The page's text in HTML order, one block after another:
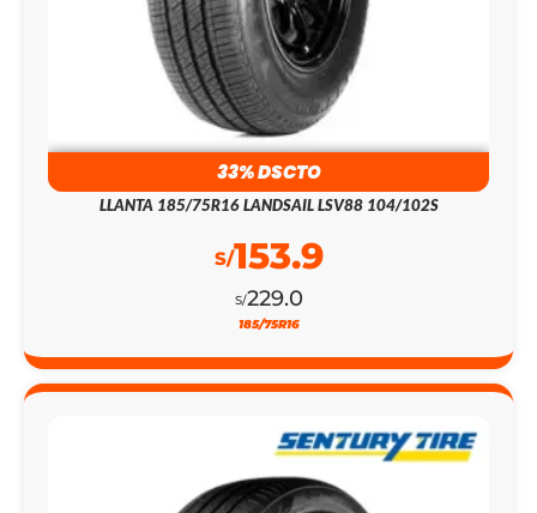
33% DSCTO
LLANTA 185/75R16 LANDSAIL LSV88 104/102S
S/229.0
S/153.9
185/75R16